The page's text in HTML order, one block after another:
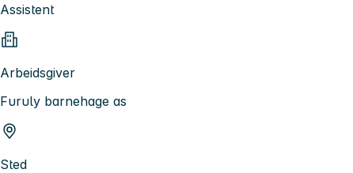
Assistent
Arbeidsgiver
Furuly barnehage as
Sted